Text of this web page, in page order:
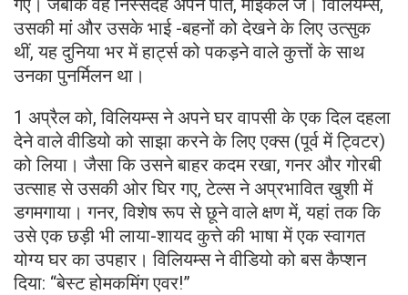
उसकी मां और उसके भाई -बहनों को देखने के लिए उत्सुक
थीं, यह दुनिया भर में हार्ट्स को पकड़ने वाले कुत्तों के साथ
उनका पुनर्मिलन था।
1 अप्रैल को, विलियम्स ने अपने घर वापसी के एक दिल दहला
देने वाले वीडियो को साझा करने के लिए एक्स (पूर्व में ट्विटर)
को लिया। जैसा कि उसने बाहर कदम रखा, गनर और गोरबी
उत्साह से उसकी ओर घिर गए, टेल्स ने अप्रभावित खुशी में
डगमगाया। गनर, विशेष रूप से छूने वाले क्षण में, यहां तक ​​कि
उसे एक छड़ी भी लाया-शायद कुत्ते की भाषा में एक स्वागत
योग्य घर का उपहार। विलियम्स ने वीडियो को बस कैप्शन
दिया: “बेस्ट होमकमिंग एवर!”